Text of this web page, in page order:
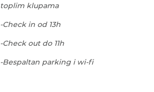
toplim klupama
-Check in od 13h
-Check out do 11h
-Bespaltan parking i wi-fi